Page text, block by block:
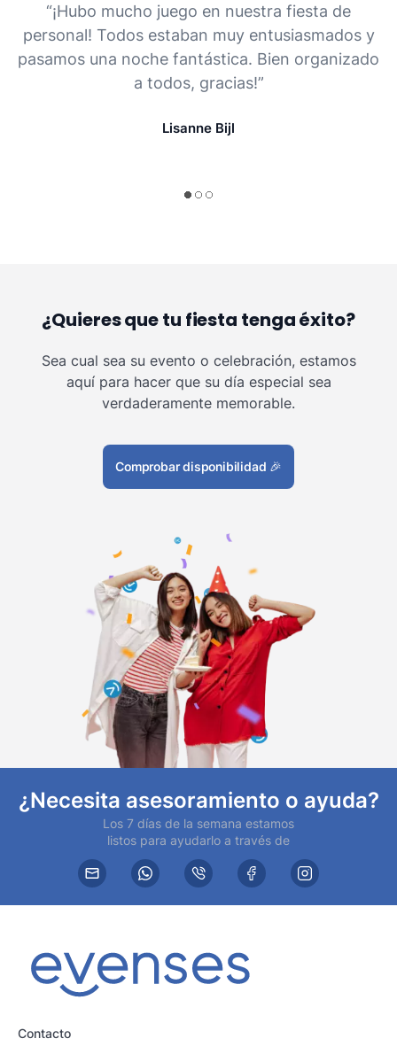
“¡Hubo mucho juego en nuestra fiesta de
personal! Todos estaban muy entusiasmados y
pasamos una noche fantástica. Bien organizado
a todos, gracias!”
Lisanne Bijl
¿Quieres que tu fiesta tenga éxito?
Sea cual sea su evento o celebración, estamos
aquí para hacer que su día especial sea
verdaderamente memorable.
Comprobar disponibilidad 🎉
¿Necesita asesoramiento o ayuda?
Los 7 días de la semana estamos
listos para ayudarlo a través de
Contacto